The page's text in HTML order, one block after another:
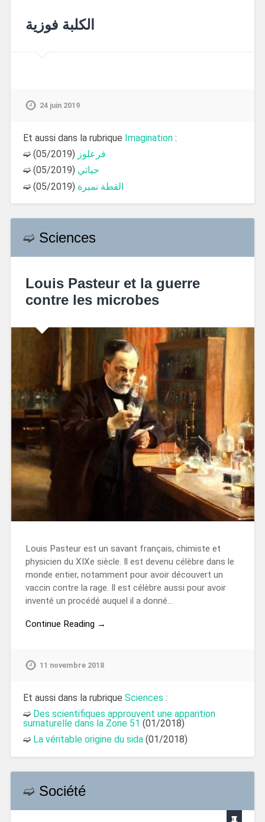
الكلبة فوزية
24 juin 2019
Et aussi dans la rubrique Imagination:
➫
فرعلوز (05/2019)
➫
حياتي (05/2019)
➫
القطة نميرة (05/2019)
➫ Sciences
Louis Pasteur et la guerre
contre les microbes
Louis Pasteur est un savant français, chimiste et
physicien du XIXe siècle. Il est devenu célèbre dans le
monde entier, notamment pour avoir découvert un
vaccin contre la rage. Il est célèbre aussi pour avoir
inventé un procédé auquel il a donné…
Continue Reading →
11 novembre 2018
Et aussi dans la rubrique Sciences :
➫ Des scientifiques approuvent une apparition
surnaturelle dans la Zone 51 (01/2018)
➫ La véritable origine du sida(01/2018)
➫ Société